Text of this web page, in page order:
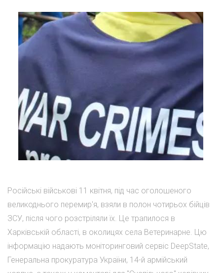
Російські військові 11 квітня, під час оголошеного
великоднього перемир'я, взяли в полон чотирьох бійців
ЗСУ, після чого розстріляли їх. Це трапилося в
Харківській області, в околицях села Ветеринарне. Цю
інформацію надають моніторинговий сервіс DeepState,
Генеральна прокуратура України, 14-й армійський